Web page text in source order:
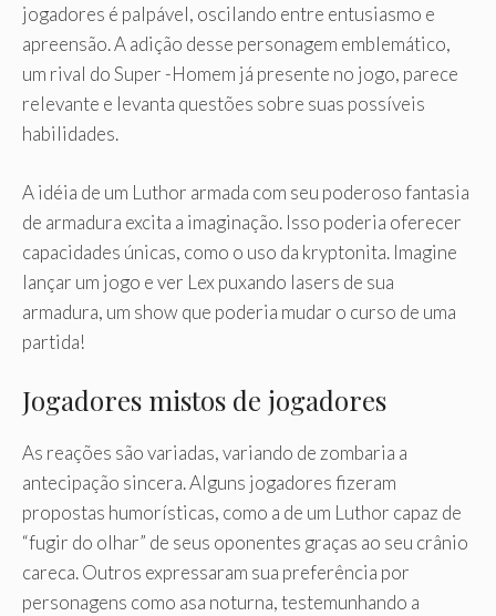
jogadores é palpável, oscilando entre entusiasmo e
apreensão. A adição desse personagem emblemático,
um rival do Super -Homem já presente no jogo, parece
relevante e levanta questões sobre suas possíveis
habilidades.
A idéia de um Luthor armada com seu poderoso fantasia
de armadura excita a imaginação. Isso poderia oferecer
capacidades únicas, como o uso da kryptonita. Imagine
lançar um jogo e ver Lex puxando lasers de sua
armadura, um show que poderia mudar o curso de uma
partida!
Jogadores mistos de jogadores
As reações são variadas, variando de zombaria a
antecipação sincera. Alguns jogadores fizeram
propostas humorísticas, como a de um Luthor capaz de
“fugir do olhar” de seus oponentes graças ao seu crânio
careca. Outros expressaram sua preferência por
personagens como asa noturna, testemunhando a